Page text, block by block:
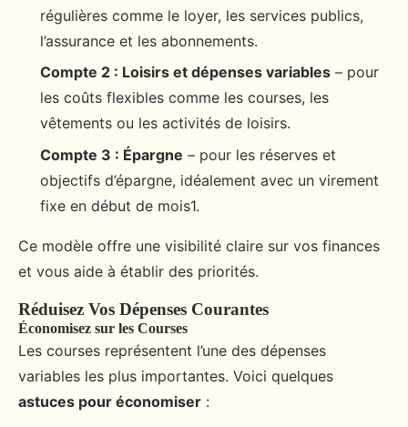
régulières comme le loyer, les services publics,
l’assurance et les abonnements.
Compte 2 : Loisirs et dépenses variables – pour
les coûts flexibles comme les courses, les
vêtements ou les activités de loisirs.
Compte 3 : Épargne – pour les réserves et
objectifs d’épargne, idéalement avec un virement
fixe en début de mois1.
Ce modèle offre une visibilité claire sur vos finances
et vous aide à établir des priorités.
Réduisez Vos Dépenses Courantes
Économisez sur les Courses
Les courses représentent l’une des dépenses
variables les plus importantes. Voici quelques
astuces pour économiser :